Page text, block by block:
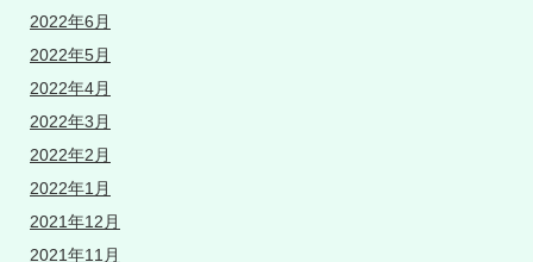
2022年6月
2022年5月
2022年4月
2022年3月
2022年2月
2022年1月
2021年12月
2021年11月